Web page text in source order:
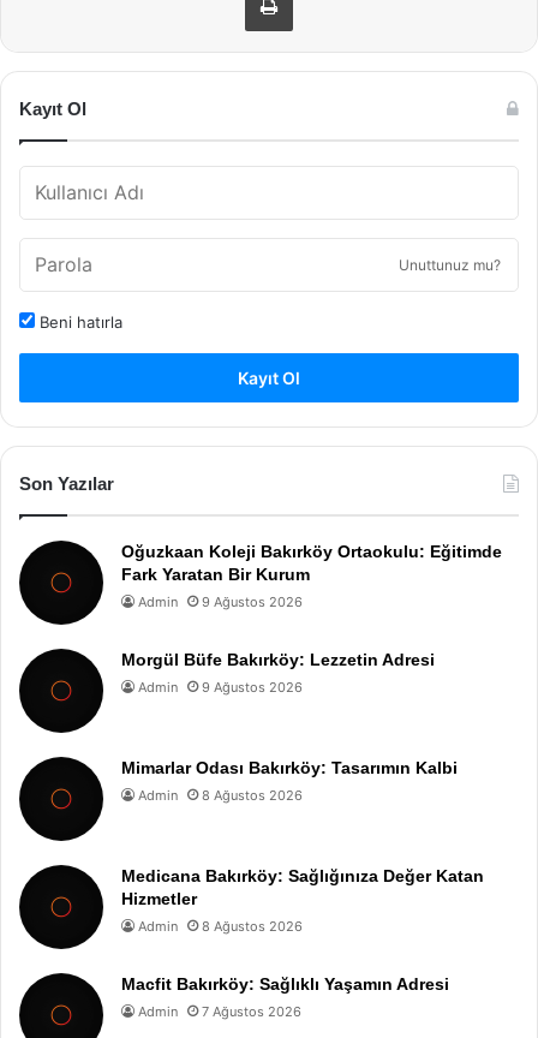
Kayıt Ol
Unuttunuz mu?
Beni hatırla
Kayıt Ol
Son Yazılar
Oğuzkaan Koleji Bakırköy Ortaokulu: Eğitimde
Fark Yaratan Bir Kurum
Admin 9 Ağustos 2026
Morgül Büfe Bakırköy: Lezzetin Adresi
Admin 9 Ağustos 2026
Mimarlar Odası Bakırköy: Tasarımın Kalbi
Admin 8 Ağustos 2026
Medicana Bakırköy: Sağlığınıza Değer Katan
Hizmetler
Admin 8 Ağustos 2026
Macfit Bakırköy: Sağlıklı Yaşamın Adresi
Admin 7 Ağustos 2026